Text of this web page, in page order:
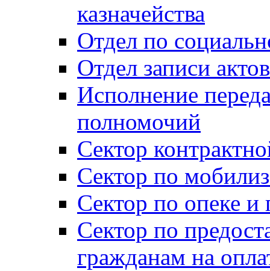
казначейства
Отдел по
Отдел записи
Исполнение
полномочий
Сектор
Сектор по
Сектор по опеке и
Сектор по
гражданам на